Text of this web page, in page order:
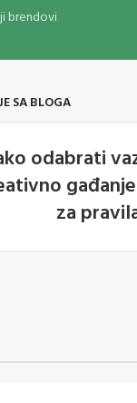
brendovi
SA BLOGA
odabrati
za